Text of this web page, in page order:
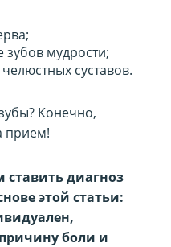
мудрости;
челюстных суставов.
Конечно,
прием!
диагноз
этой статьи:
боли и